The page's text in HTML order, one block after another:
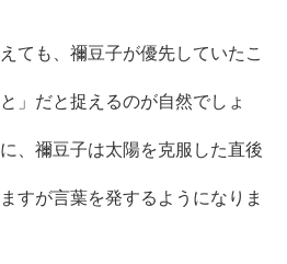
ても、禰豆子が優先していたこ
」だと捉えるのが自然でしょ
、禰豆子は太陽を克服した直後
すが言葉を発するようになりま